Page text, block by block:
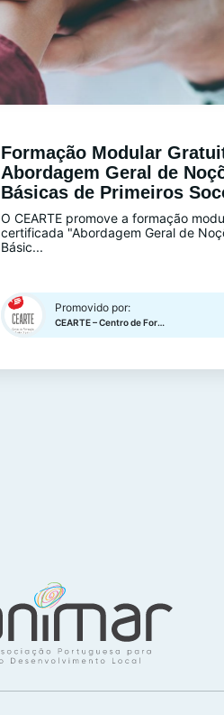
Formação Modular
Abordagem Geral de
Básicas de Primeiros
O CEARTE promove a formação
certificada "Abordagem Geral de
Básic...
Promovido por:
CEARTE – Centro de Formação Profissional para o Artesnato e o Património